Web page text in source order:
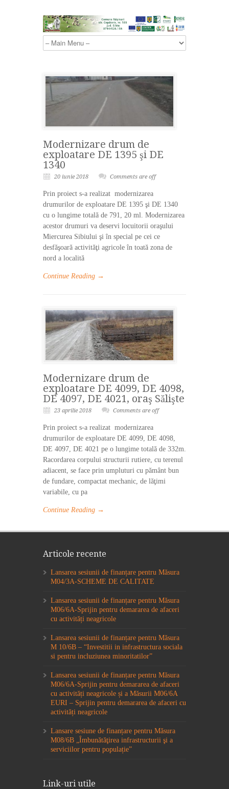
Modernizare drum de
exploatare DE 1395 şi DE
1340
20 iunie 2018 Comments are off
Prin proiect s-a realizat modernizarea
drumurilor de exploatare DE 1395 şi DE 1340
cu o lungime totală de 791, 20 ml. Modernizarea
acestor drumuri va deservi locuitorii oraşului
Miercurea Sibiului şi în special pe cei ce
desfăşoară activităţi agricole în toată zona de
nord a localită
Continue Reading →
Modernizare drum de
exploatare DE 4099, DE 4098,
DE 4097, DE 4021, oraş Sălişte
23 aprilie 2018 Comments are off
Prin proiect s-a realizat modernizarea
drumurilor de exploatare DE 4099, DE 4098,
DE 4097, DE 4021 pe o lungime totală de 332m.
Racordarea corpului structurii rutiere, cu terenul
adiacent, se face prin umpluturi cu pământ bun
de fundare, compactat mechanic, de lăţimi
variabile, cu pa
Continue Reading →
Articole recente
Lansarea sesiunii de finanțare pentru Măsura
M04/3A-SCHEME DE CALITATE
Lansarea sesiunii de finanțare pentru Măsura
M06/6A-Sprijin pentru demararea de afaceri
cu activități neagricole
Lansarea sesiunii de finanțare pentru Măsura
M 10/6B – “Investitii in infrastructura sociala
si pentru incluziunea minoritatilor”
Lansarea sesiunii de finanțare pentru Măsura
M06/6A-Sprijin pentru demararea de afaceri
cu activități neagricole și a Măsurii M06/6A
EURI – Sprijin pentru demararea de afaceri cu
activități neagricole
Lansare sesiune de finanțare pentru Măsura
M08/6B „Îmbunătăţirea infrastructurii şi a
serviciilor pentru populație”
Link-uri utile